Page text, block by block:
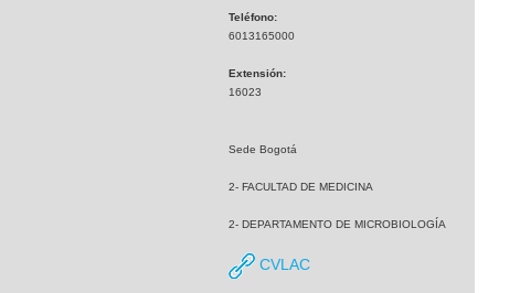
Teléfono:
6013165000
Extensión:
16023
Sede Bogotá
2- FACULTAD DE MEDICINA
2- DEPARTAMENTO DE MICROBIOLOGÍA
CVLAC